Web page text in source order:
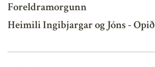
Foreldramorgunn
Heimili Ingibjargar og Jóns - Opið